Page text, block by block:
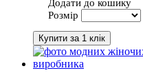
Додати до кошику
Розмір